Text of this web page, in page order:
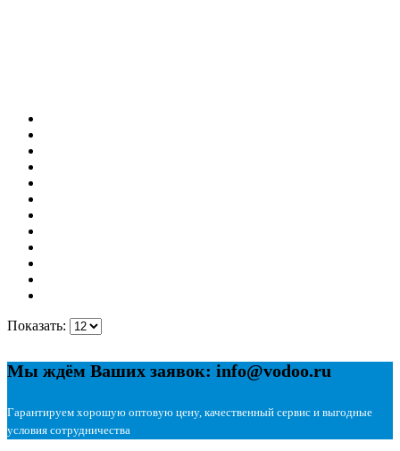
Показать:
Мы ждём Ваших заявок: info@vodoo.ru
Гарантируем хорошую оптовую цену, качественный сервис и выгодные
условия сотрудничества